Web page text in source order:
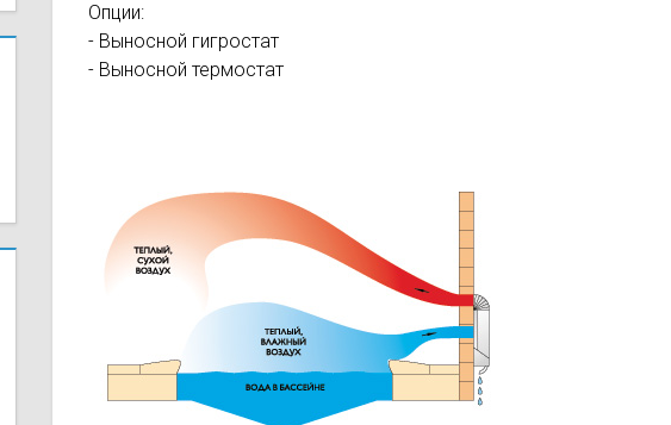
Опции:
- Выносной гигростат
- Выносной термостат